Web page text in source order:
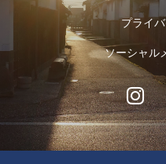
プライ
ソーシャル